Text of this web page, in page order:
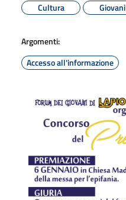
Cultura
Giovani
Argomenti:
Accesso all'informazione